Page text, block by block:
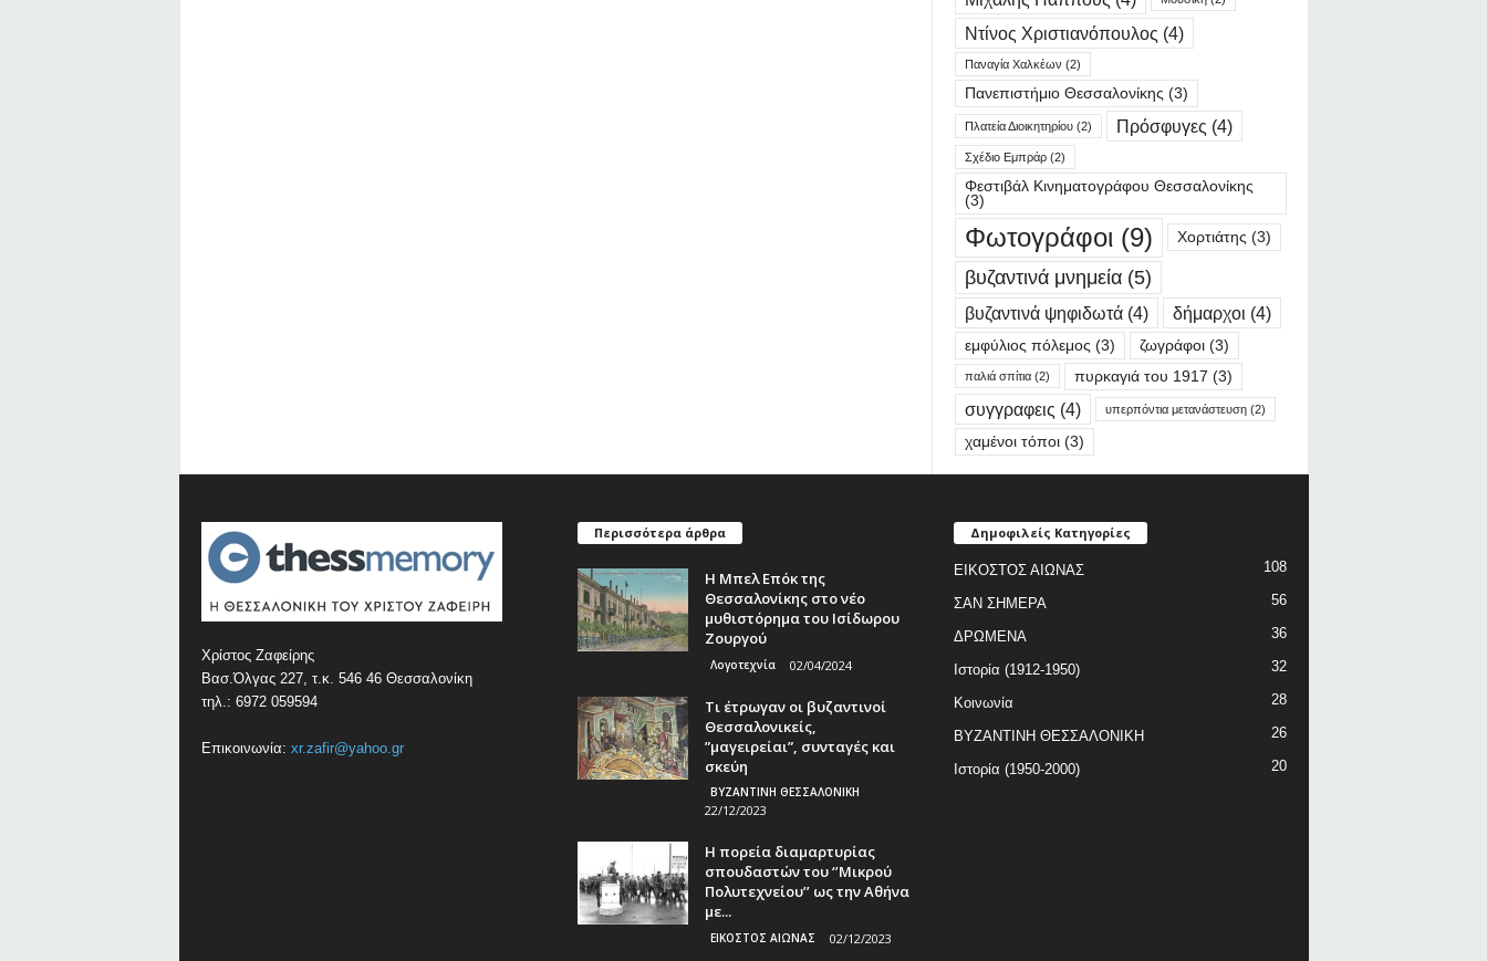
Ντίνος Χριστιανόπουλος (4)
Παναγία Χαλκέων (2)
Πανεπιστήμιο Θεσσαλονίκης (3)
Πλατεία Διοικητηρίου(2) Πρόσφυγες (4)
Σχέδιο Εμπράρ(2)
Φεστιβάλ Κινηματογράφου Θεσσαλονίκης
(3)
Φωτογράφοι (9) Χορτιάτης (3)
βυζαντινά μνημεία(5)
βυζαντινά ψηφιδωτά(4) δήμαρχοι (4)
εμφύλιος πόλεμος (3) ζωγράφοι(3)
παλιά σπίτια(2) πυρκαγιά του 1917 (3)
συγγραφεις (4) υπερπόντια μετανάστευση(2)
χαμένοι τόποι(3)
Χρίστος Ζαφείρης
Βασ.Όλγας 227, τ.κ. 546 46 Θεσσαλονίκη
τηλ.: 6972 059594
Επικοινωνία: xr.zafir@yahoo.gr
Περισσότερα άρθρα
Η Μπελ Επόκ της
Θεσσαλονίκης στο νέο
μυθιστόρημα του Ισίδωρου
Ζουργού
Λογοτεχνία 02/04/2024
Τι έτρωγαν οι βυζαντινοί
Θεσσαλονικείς,
”μαγειρείαι”, συνταγές και
σκεύη
ΒΥΖΑΝΤΙΝΗ ΘΕΣΣΑΛΟΝΙΚΗ
22/12/2023
Η πορεία διαμαρτυρίας
σπουδαστών του ‘’Μικρού
Πολυτεχνείου’’ ως την Αθήνα
με...
ΕΙΚΟΣΤΟΣ ΑΙΩΝΑΣ 02/12/2023
Δημοφιλείς Κατηγορίες
ΕΙΚΟΣΤΟΣ ΑΙΩΝΑΣ 108
ΣΑΝ ΣΗΜΕΡΑ 56
ΔΡΩΜΕΝΑ 36
Ιστορία (1912-1950) 32
Κοινωνία 28
ΒΥΖΑΝΤΙΝΗ ΘΕΣΣΑΛΟΝΙΚΗ 26
Ιστορία (1950-2000) 20